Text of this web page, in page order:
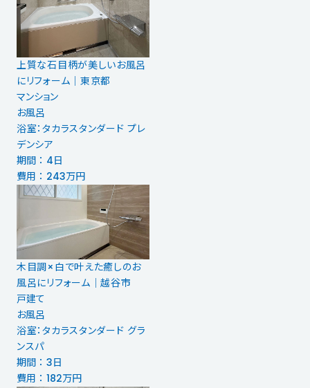
上質な石目柄が美しいお風呂
にリフォーム｜東京都
マンション
お風呂
浴室：タカラスタンダード プレ
デンシア
期間 ： 4日
費用 ： 243万円
木目調×白で叶えた癒しのお
風呂にリフォーム｜越谷市
戸建て
お風呂
浴室：タカラスタンダード グラ
ンスパ
期間 ： 3日
費用 ： 182万円